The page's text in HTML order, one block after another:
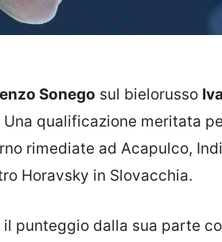
Sonego sul bielorusso
qualificazione meritata
rimediate ad Acapulco,
Horavsky in Slovacchia.
punteggio dalla sua parte